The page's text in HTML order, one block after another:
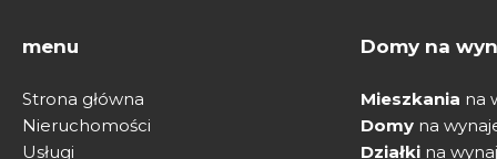
Domy na
Mieszkania na
Domyna
Działkina
menu
Strona główna
Nieruchomości
Usługi